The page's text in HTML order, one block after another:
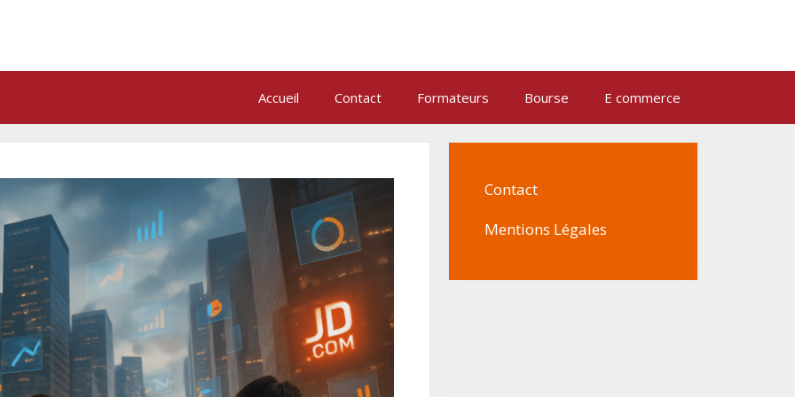
Accueil Contact Formateurs Bourse E commerce
Contact
Mentions Légales